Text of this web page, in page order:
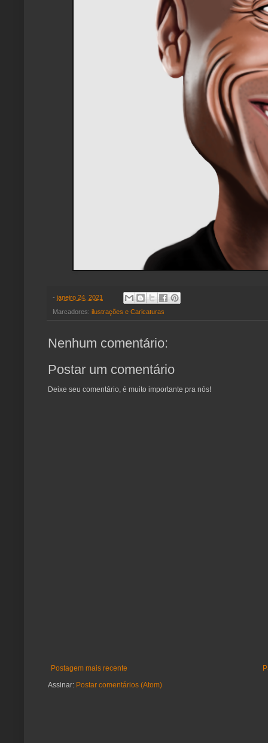
- janeiro 24, 2021
Marcadores: ilustrações e Caricaturas
Nenhum comentário:
Postar um comentário
Deixe seu comentário, é muito importante pra nós!
Postagem mais recente
Assinar: Postar comentários (Atom)